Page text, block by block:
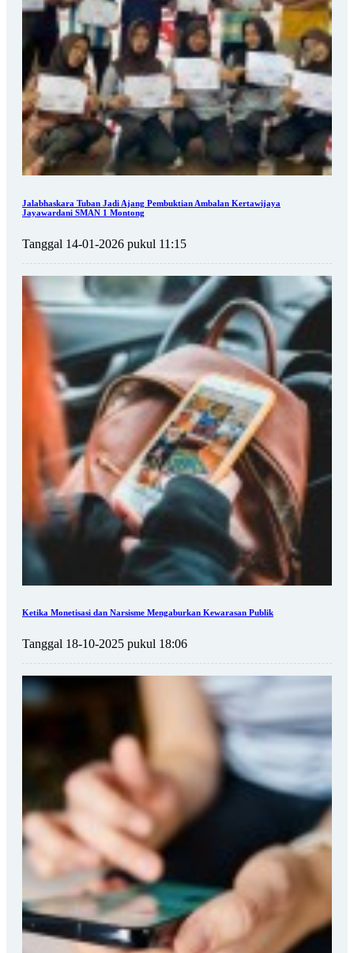
Jalabhaskara Tuban Jadi Ajang Pembuktian Ambalan Kertawijaya
Jayawardani SMAN 1 Montong
Tanggal 14-01-2026 pukul 11:15
Ketika Monetisasi dan Narsisme Mengaburkan Kewarasan Publik
Tanggal 18-10-2025 pukul 18:06